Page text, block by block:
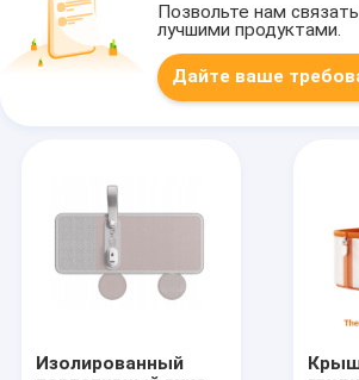
Позвольте нам
лучшими продуктами.
Дайте ваше
Изолированный